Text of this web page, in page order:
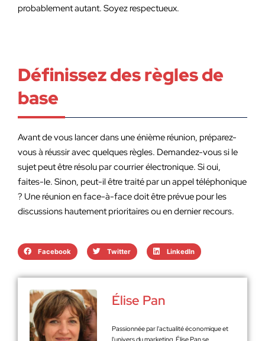
probablement autant. Soyez respectueux.
Définissez des règles de
base
Avant de vous lancer dans une énième réunion, préparez-
vous à réussir avec quelques règles. Demandez-vous si le
sujet peut être résolu par courrier électronique. Si oui,
faites-le. Sinon, peut-il être traité par un appel téléphonique
? Une réunion en face-à-face doit être prévue pour les
discussions hautement prioritaires ou en dernier recours.
Facebook Twitter LinkedIn
Élise Pan
Passionnée par l'actualité économique et
l'univers du marketing, Élise Pan se